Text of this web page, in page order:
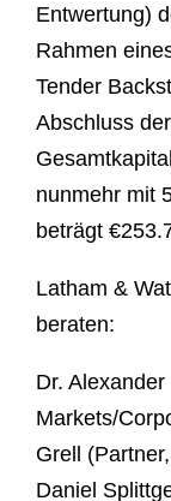
Entwertung)
Rahmen
Tender
Abschluss
nunmehr mit
beträgt
Latham &
beraten:
Dr.
Markets/
Grell
Daniel